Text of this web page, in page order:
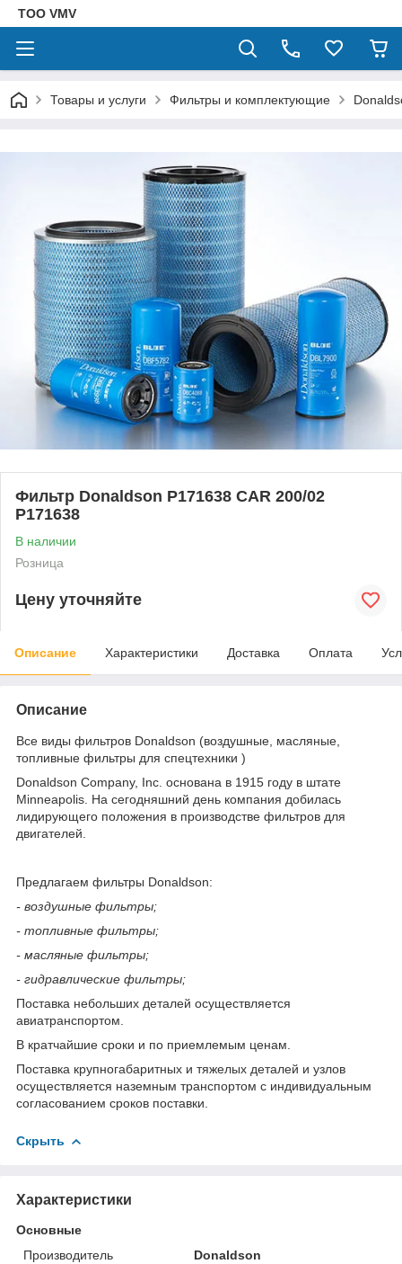
ТОО VMV
Товары и услуги Фильтры и комплектующие
Фильтр Donaldson P171638 CAR 200/02
P171638
В наличии
Розница
Цену уточняйте
Описание Характеристики Доставка Оплата
Описание
Все виды фильтров Donaldson (воздушные, масляные,
топливные фильтры для спецтехники )
Donaldson Company, Inc. основана в 1915 году в штате
Minneapolis. На сегодняшний день компания добилась
лидирующего положения в производстве фильтров для
двигателей.
Предлагаем фильтры Donaldson:
- воздушные фильтры;
- топливные фильтры;
- масляные фильтры;
- гидравлические фильтры;
Поставка небольших деталей осуществляется
авиатранспортом.
В кратчайшие сроки и по приемлемым ценам.
Поставка крупногабаритных и тяжелых деталей и узлов
осуществляется наземным транспортом с индивидуальным
согласованием сроков поставки.
Скрыть
Характеристики
Основные
Производитель
Donaldson